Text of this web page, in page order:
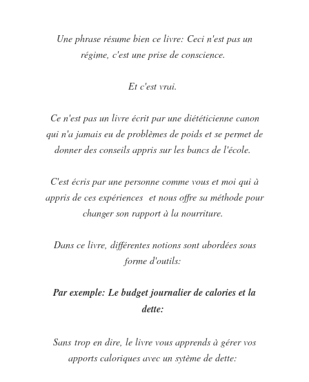
Une phrase résume bien ce livre: Ceci n'est pas un
régime, c'est une prise de conscience.
Et c'est vrai.
Ce n'est pas un livre écrit par une diététicienne canon
qui n'a jamais eu de problèmes de poids et se permet de
donner des conseils appris sur les bancs de l'école.
C'est écris par une personne comme vous et moi qui à
appris de ces expériences et nous offre sa méthode pour
changer son rapport à la nourriture.
Dans ce livre, différentes notions sont abordées sous
forme d'outils:
Par exemple: Le budget journalier de calories et la
dette:
Sans trop en dire, le livre vous apprends à gérer vos
apports caloriques avec un sytème de dette: